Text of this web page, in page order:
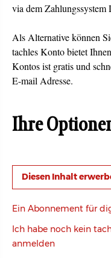
via dem Zahlungssystem
Als Alternative können
tachles Konto bietet
Kontos ist gratis und
E-mail Adresse.
Ihre
Ein Abonnement für
Ich habe noch kein
anmelden